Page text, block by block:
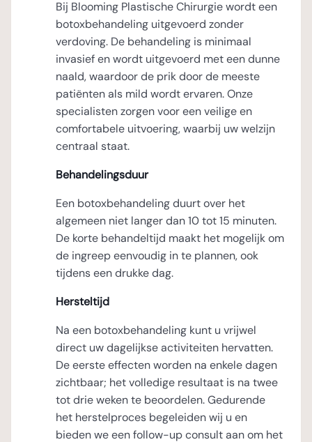
Bij Blooming Plastische Chirurgie wordt een
botoxbehandeling uitgevoerd zonder
verdoving. De behandeling is minimaal
invasief en wordt uitgevoerd met een dunne
naald, waardoor de prik door de meeste
patiënten als mild wordt ervaren. Onze
specialisten zorgen voor een veilige en
comfortabele uitvoering, waarbij uw welzijn
centraal staat.
Behandelingsduur
Een botoxbehandeling duurt over het
algemeen niet langer dan 10 tot 15 minuten.
De korte behandeltijd maakt het mogelijk om
de ingreep eenvoudig in te plannen, ook
tijdens een drukke dag.
Hersteltijd
Na een botoxbehandeling kunt u vrijwel
direct uw dagelijkse activiteiten hervatten.
De eerste effecten worden na enkele dagen
zichtbaar; het volledige resultaat is na twee
tot drie weken te beoordelen. Gedurende
het herstelproces begeleiden wij u en
bieden we een follow-up consult aan om het